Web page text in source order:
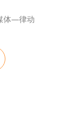
体—律动